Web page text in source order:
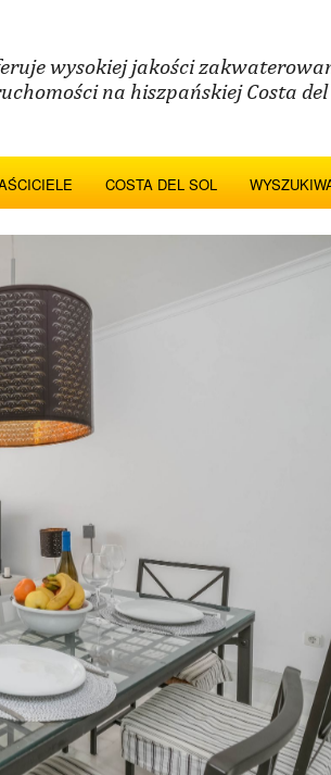
wysokiej jakości
na hiszpańskiej Costa del
COSTA DEL SOL